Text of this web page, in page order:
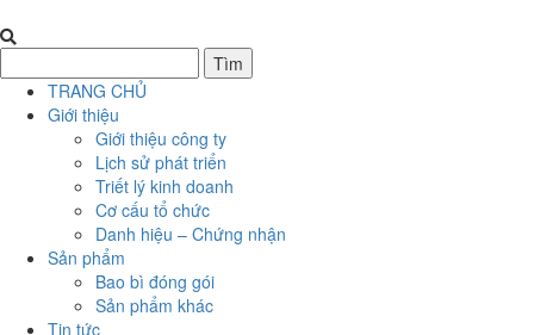
TRANG CHỦ
Giới thiệu
Giới thiệu công ty
Lịch sử phát triển
Triết lý kinh doanh
Cơ cấu tổ chức
Danh hiệu – Chứng nhận
Sản phẩm
Bao bì đóng gói
Sản phẩm khác
Tin tức